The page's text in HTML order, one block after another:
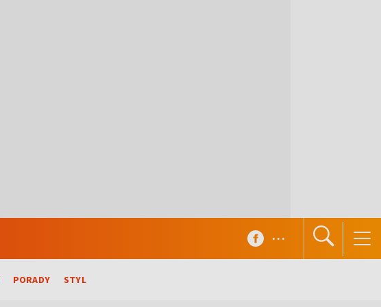
PORADY STYL
...